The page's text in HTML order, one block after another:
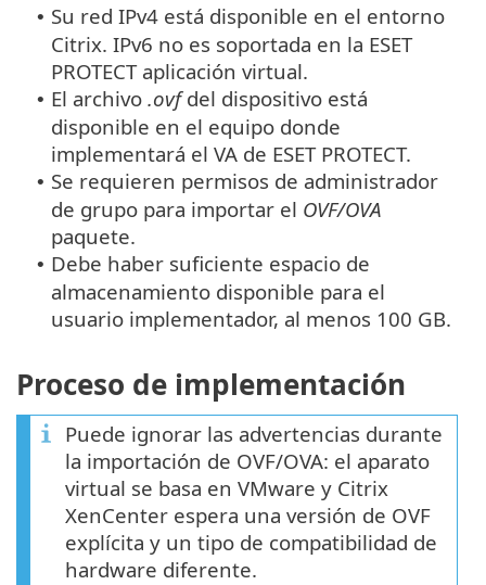
• Su red IPv4 está disponible en el entorno
Citrix. IPv6 no es soportada en la ESET
PROTECT aplicación virtual.
• El archivo .ovfdel dispositivo está
disponible en el equipo donde
implementará el VA de ESET PROTECT.
• Se requieren permisos de administrador
de grupo para importar el OVF/OVA
paquete.
• Debe haber suficiente espacio de
almacenamiento disponible para el
usuario implementador, al menos 100 GB.
Proceso de implementación
Puede ignorar las advertencias durante
la importación de OVF/OVA: el aparato
virtual se basa en VMware y Citrix
XenCenter espera una versión de OVF
explícita y un tipo de compatibilidad de
hardware diferente.